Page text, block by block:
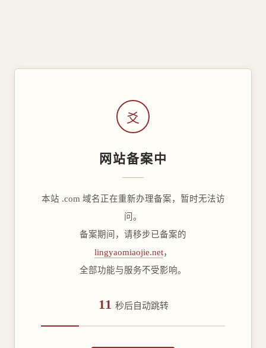
爻
网站备案中
本站 .com 域名正在重新办理备案，暂时无法访
问。
备案期间，请移步已备案的
lingyaomiaojie.net，
全部功能与服务不受影响。
11 秒后自动跳转